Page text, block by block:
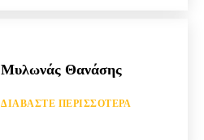
Μυλωνάς Θανάσης
ΔΙΑΒΆΣΤΕ ΠΕΡΙΣΣΌΤΕΡΑ